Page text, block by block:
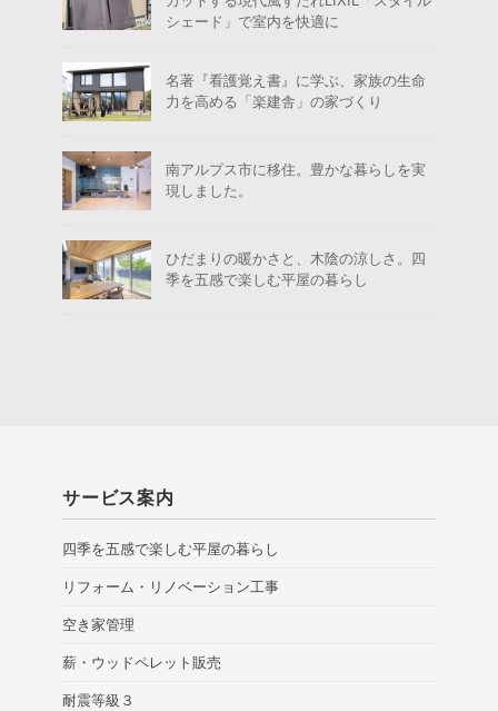
シェード」で室内を快適に
名著『看護覚え書』に学ぶ、家族の生命
力を高める「楽建舎」の家づくり
南アルプス市に移住。豊かな暮らしを実
現しました。
ひだまりの暖かさと、木陰の涼しさ。四
季を五感で楽しむ平屋の暮らし
サービス案内
四季を五感で楽しむ平屋の暮らし
リフォーム・リノベーション工事
空き家管理
薪・ウッドペレット販売
耐震等級３